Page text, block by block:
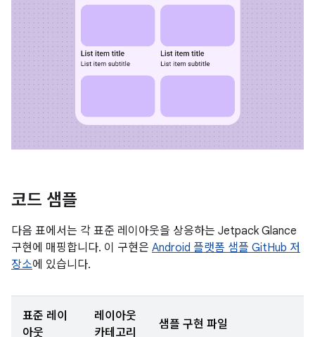
코드 샘플
다음 표에서는 각 표준 레이아웃을 상응하는 Jetpack Glance
구현에 매핑합니다. 이 구현은 Android 플랫폼 샘플 GitHub 저
장소에 있습니다.
표준 레이
아웃
레이아웃
카테고리
샘플 구현 파일